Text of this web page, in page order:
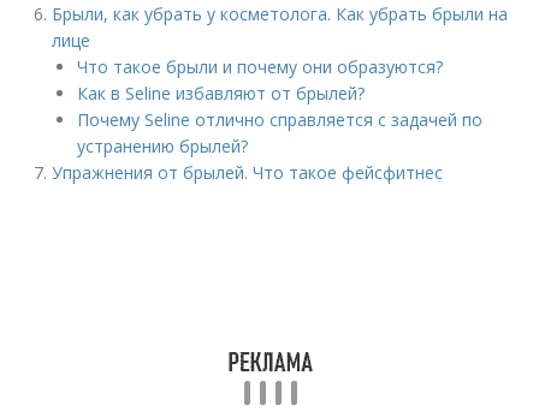
Брыли, как убрать у косметолога. Как убрать брыли на
лице
Что такое брыли и почему они образуются?
Как в Seline избавляют от брылей?
Почему Seline отлично справляется с задачей по
устранению брылей?
Упражнения от брылей. Что такое фейсфитнес